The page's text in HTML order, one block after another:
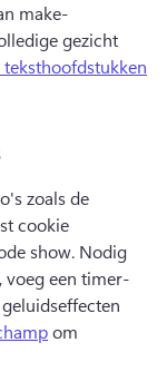
make-
gezicht
zoals de
cookie
show. Nodig
voeg een timer-
om